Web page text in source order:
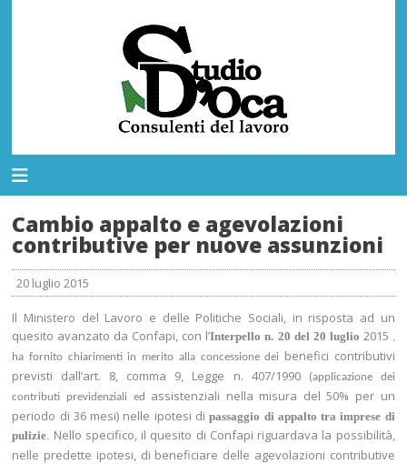
Cambio appalto e agevolazioni
contributive per nuove assunzioni
20 luglio 2015
Il Ministero del Lavoro e delle Politiche Sociali, in risposta ad un
quesito avanzato da Confapi, con l’Interpello n. 20 del 20 luglio 2015 ,
ha fornito chiarimenti in merito alla concessione dei benefici contributivi
previsti dall’art. 8, comma 9, Legge n. 407/1990
(applicazione dei
contributi previdenziali ed assistenziali nella misura del 50% per un
periodo di 36 mesi) nelle ipotesi dipassaggio di appalto tra imprese di
pulizie. Nello specifico, il quesito di Confapi riguardava la possibilità,
nelle predette ipotesi, di beneficiare delle agevolazioni contributive